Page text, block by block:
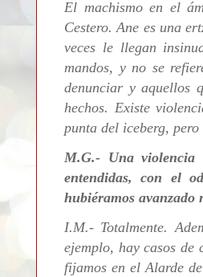
El machismo en el
Cestero. Ane es una
veces le llegan
mandos, y no se
denunciar y aquellos
hechos. Existe
punta del iceberg,
M.G.- Una violencia
entendidas, con el
hubiéramos avanzado
I.M.- Totalmente.
ejemplo, hay casos de
fijamos en el Alarde